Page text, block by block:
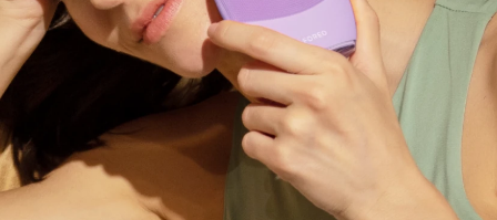
I miei dispositivi
I miei ordini
I miei indirizzi
I miei abbonamenti
FAQ™ Pure Beauty-Tech Elixir
issa™ Teeth Whitening Set
English Deutsch
Español
Français
Italiano
Português
Svenska
Русский
Türkçe
简体中文 繁體中文